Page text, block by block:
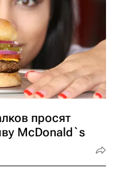
просят
McDonald`s